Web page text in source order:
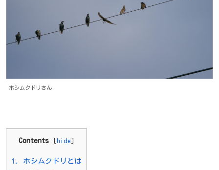
ホシムクドリさん
Contents [ hide ]
1.
ホシムクドリとは